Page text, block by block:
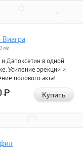
мг
и Дапоксетин в одной
Усиление эрекции и
полового акта!
Р Купить